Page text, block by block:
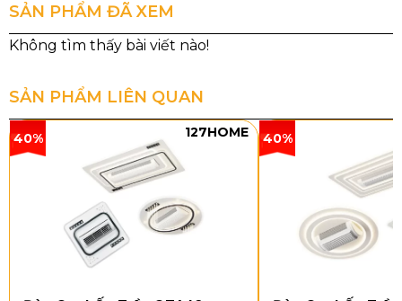
Thông số chi tiết sản phẩm
SẢN PHẨM ĐÃ XEM
SẢN PHẨM LIÊN QUAN
40% 127HOME 40%